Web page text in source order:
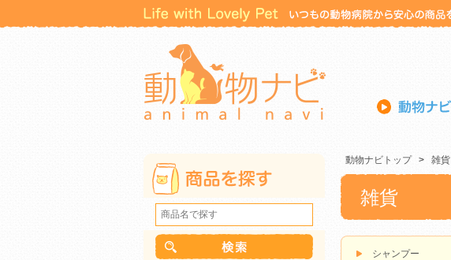
動物ナビトップ > 雑貨
雑貨
シャンプー